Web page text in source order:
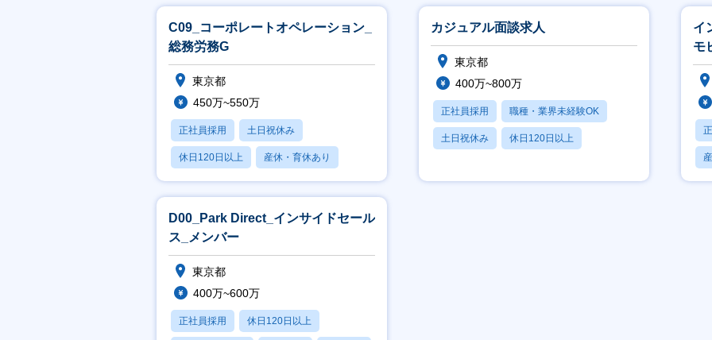
C09_コーポレートオペレーション_
総務労務G
東京都
450万~550万
正社員採用 土日祝休み
休日120日以上 産休・育休あり
賞与あり
カジュアル面談求人
東京都
400万~800万
正社員採用 職種・業界未経験OK
土日祝休み 休日120日以上
イ
モ
可
D00_Park Direct_インサイドセール
ス_メンバー
東京都
400万~600万
正社員採用 休日120日以上